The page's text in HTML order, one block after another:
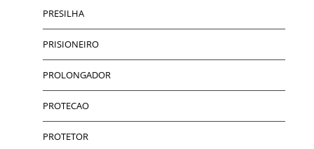
PRESILHA
PRISIONEIRO
PROLONGADOR
PROTECAO
PROTETOR